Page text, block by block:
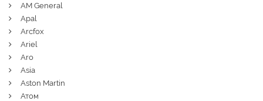
AM General
Apal
Arcfox
Ariel
Aro
Asia
Aston Martin
Атом